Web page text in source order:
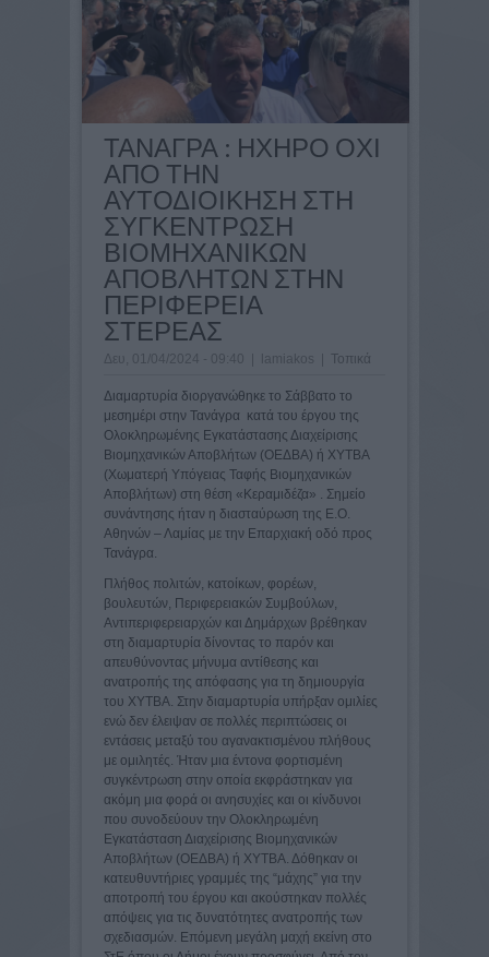
ΤΑΝΑΓΡΑ : ΗΧΗΡΟ ΟΧΙ
ΑΠΟ ΤΗΝ
ΑΥΤΟΔΙΟΙΚΗΣΗ ΣΤΗ
ΣΥΓΚΕΝΤΡΩΣΗ
ΒΙΟΜΗΧΑΝΙΚΩΝ
ΑΠΟΒΛΗΤΩΝ ΣΤΗΝ
ΠΕΡΙΦΕΡΕΙΑ
ΣΤΕΡΕΑΣ
Δευ, 01/04/2024 - 09:40 | lamiakos | Τοπικά
Διαμαρτυρία διοργανώθηκε το Σάββατο το
μεσημέρι στην Τανάγρα κατά του έργου της
Ολοκληρωμένης Εγκατάστασης Διαχείρισης
Βιομηχανικών Αποβλήτων (ΟΕΔΒΑ) ή ΧΥΤΒΑ
(Χωματερή Υπόγειας Ταφής Βιομηχανικών
Αποβλήτων) στη θέση «Κεραμιδέζα» . Σημείο
συνάντησης ήταν η διασταύρωση της Ε.Ο.
Αθηνών – Λαμίας με την Επαρχιακή οδό προς
Τανάγρα.
Πλήθος πολιτών, κατοίκων, φορέων,
βουλευτών, Περιφερειακών Συμβούλων,
Αντιπεριφερειαρχών και Δημάρχων βρέθηκαν
στη διαμαρτυρία δίνοντας το παρόν και
απευθύνοντας μήνυμα αντίθεσης και
ανατροπής της απόφασης για τη δημιουργία
του ΧΥΤΒΑ. Στην διαμαρτυρία υπήρξαν ομιλίες
ενώ δεν έλειψαν σε πολλές περιπτώσεις οι
εντάσεις μεταξύ του αγανακτισμένου πλήθους
με ομιλητές. Ήταν μια έντονα φορτισμένη
συγκέντρωση στην οποία εκφράστηκαν για
ακόμη μια φορά οι ανησυχίες και οι κίνδυνοι
που συνοδεύουν την Ολοκληρωμένη
Εγκατάσταση Διαχείρισης Βιομηχανικών
Αποβλήτων (ΟΕΔΒΑ) ή ΧΥΤΒΑ. Δόθηκαν οι
κατευθυντήριες γραμμές της “μάχης” για την
αποτροπή του έργου και ακούστηκαν πολλές
απόψεις για τις δυνατότητες ανατροπής των
σχεδιασμών. Επόμενη μεγάλη μαχή εκείνη στο